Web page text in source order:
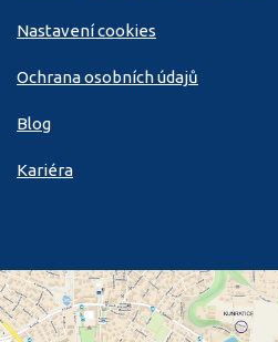
Nastavení cookies
Ochrana osobních údajů
Blog
Kariéra